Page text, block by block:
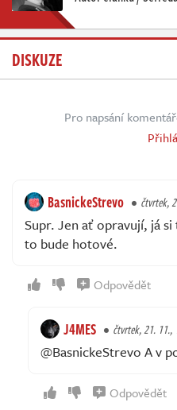
DISKUZE
Pro napsání
BasnickeStrevo čtvrtek,
Supr. Jen ať opravují, já
to bude hotové.
Odpovědět
J4MES čtvrtek, 21. 11.,
@BasnickeStrevo A v
Odpovědět